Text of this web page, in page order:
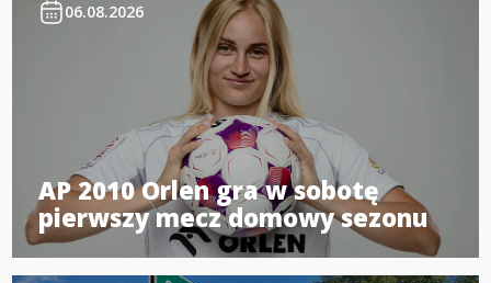
06.08.2026
AP 2010 Orlen gra w sobotę
pierwszy mecz domowy sezonu